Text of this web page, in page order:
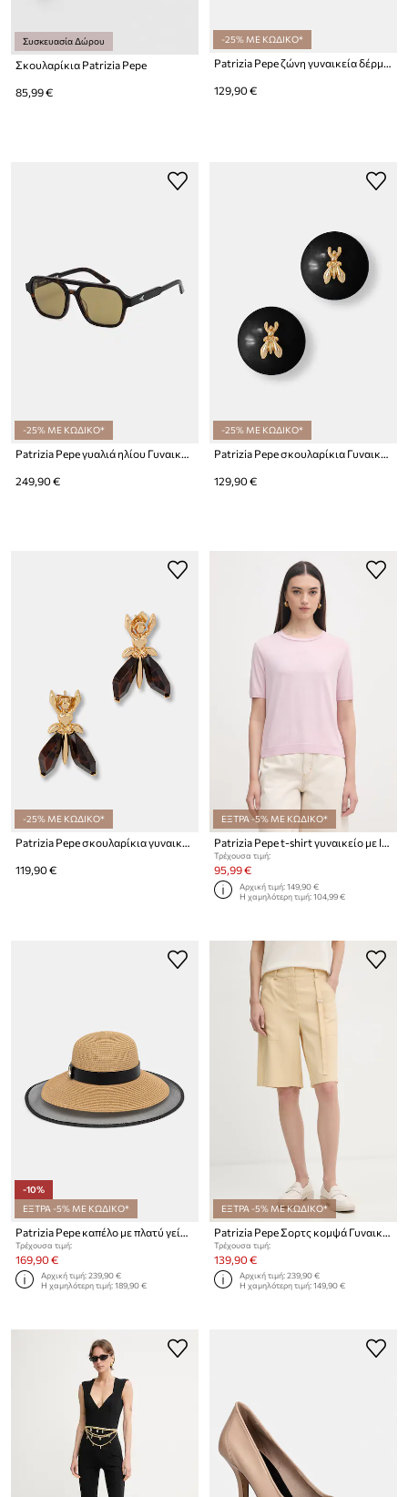
Συσκευασία Δώρου
Σκουλαρίκια Patrizia Pepe
85,99 €
-25% ΜΕ ΚΩΔΙΚΟ*
Patrizia Pepe ζώνη γυναικεία δέρμα σουέτ
129,90 €
-25% ΜΕ ΚΩΔΙΚΟ*
Patrizia Pepe γυαλιά ηλίου Γυναικεία
249,90 €
-25% ΜΕ ΚΩΔΙΚΟ*
Patrizia Pepe σκουλαρίκια Γυναικεία
129,90 €
-25% ΜΕ ΚΩΔΙΚΟ*
Patrizia Pepe σκουλαρίκια γυναικεία μεταλλικά
119,90 €
ΕΞΤΡΑ -5% ΜΕ ΚΩΔΙΚΟ*
Patrizia Pepe t-shirt γυναικείο με lyocell
Τρέχουσα τιμή:
95,99 €
Αρχική τιμή:149,90 €
Η χαμηλότερη τιμή:104,99 €
-10%
ΕΞΤΡΑ -5% ΜΕ ΚΩΔΙΚΟ*
Τρέχουσα τιμή:
169,90 €
Αρχική τιμή:239,90 €
Η χαμηλότερη τιμή:189,90 €
ΕΞΤΡΑ -5% ΜΕ ΚΩΔΙΚΟ*
Τρέχουσα τιμή:
139,90 €
Αρχική τιμή:239,90 €
Η χαμηλότερη τιμή:149,90 €